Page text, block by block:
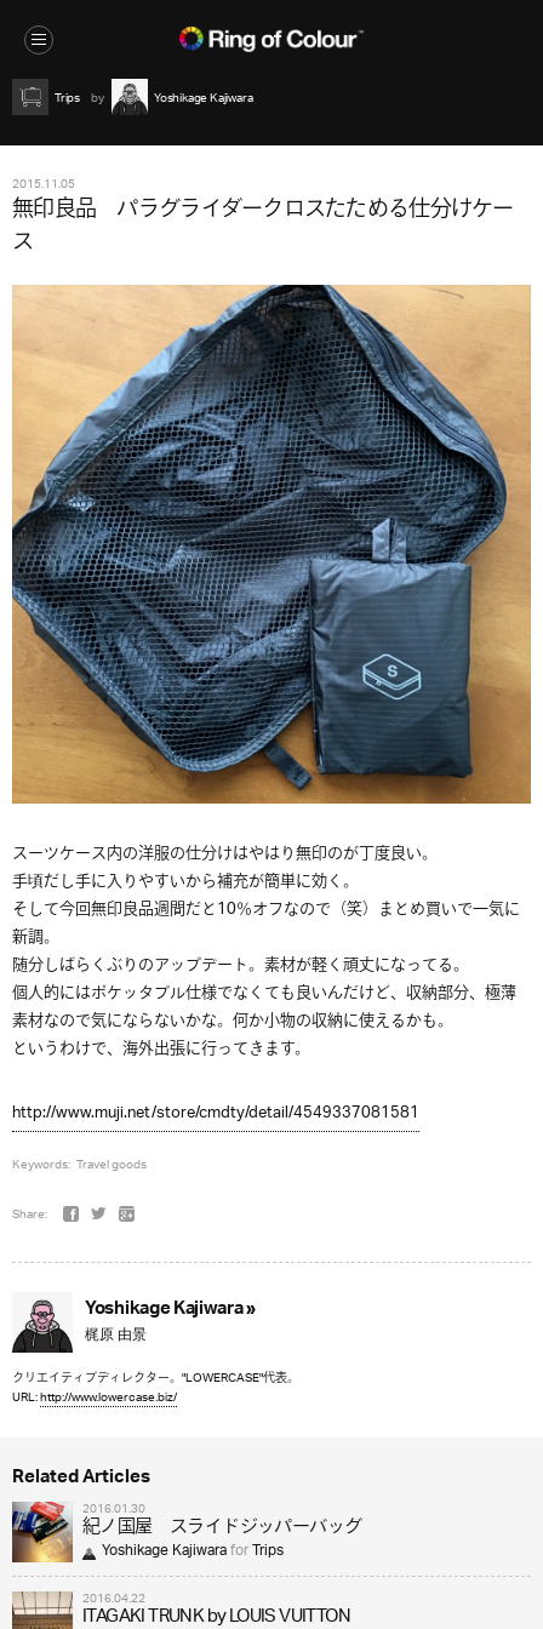
Trips Yoshikage Kajiwara
2015.11.05
無印良品 パラグライダークロスたためる仕分けケー
ス
スーツケース内の洋服の仕分けはやはり無印のが丁度良い。
手頃だし手に入りやすいから補充が簡単に効く。
そして今回無印良品週間だと10％オフなので（笑）まとめ買いで一気に
新調。
随分しばらくぶりのアップデート。素材が軽く頑丈になってる。
個人的にはポケッタブル仕様でなくても良いんだけど、収納部分、極薄
素材なので気にならないかな。何か小物の収納に使えるかも。
というわけで、海外出張に行ってきます。
http://www.muji.net/store/cmdty/detail/4549337081581
Keywords: Travel goods
Share:
Yoshikage Kajiwara »
梶原 由景
クリエイティブディレクター。"LOWERCASE"代表。
URL:http://www.lowercase.biz/
Related Articles
2016.01.30
紀ノ国屋 スライドジッパーバッグ
Yoshikage KajiwaraforTrips
2016.04.22
ITAGAKI TRUNK by LOUIS VUITTON